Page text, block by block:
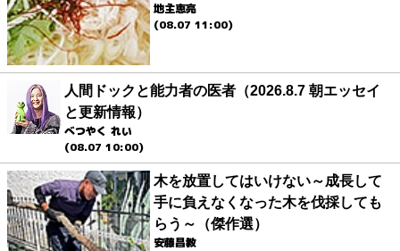
地主恵亮
(08.07 11:00)
人間ドックと能力者の医者（2026.8.7 朝エッセイ
と更新情報）
べつやく れい
(08.07 10:00)
木を放置してはいけない～成長して
手に負えなくなった木を伐採しても
らう～（傑作選）
安藤昌教